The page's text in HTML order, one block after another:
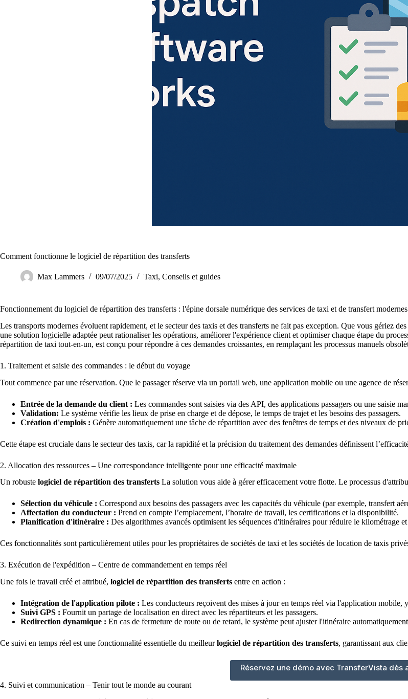
Comment fonctionne le logiciel de répartition des transferts
Max Lammers 09/07/2025 Taxi, Conseils et guides
Fonctionnement du logiciel de répartition des transferts : l'épine dorsale numérique des services de taxi et de transfert modernes
Les transports modernes évoluent rapidement, et le secteur des taxis et des transferts ne fait pas exception. Que vous gériez
une solution logicielle adaptée peut rationaliser les opérations, améliorer l'expérience client et optimiser chaque étape du
répartition de taxi tout-en-un, est conçu pour répondre à ces demandes croissantes, en remplaçant les processus manuels
1. Traitement et saisie des commandes : le début du voyage
Tout commence par une réservation. Que le passager réserve via un portail web, une application mobile ou une agence de
Entrée de la demande du client : Les commandes sont saisies via des API, des applications passagers ou une saisie
Validation: Le système vérifie les lieux de prise en charge et de dépose, le temps de trajet et les besoins des passagers.
Création d'emplois : Génère automatiquement une tâche de répartition avec des fenêtres de temps et des niveaux de
Cette étape est cruciale dans le secteur des taxis, car la rapidité et la précision du traitement des demandes définissent
2. Allocation des ressources – Une correspondance intelligente pour une efficacité maximale
Un robuste logiciel de répartition des transferts La solution vous aide à gérer efficacement votre flotte. Le processus
Sélection du véhicule : Correspond aux besoins des passagers avec les capacités du véhicule (par exemple, transfert
Affectation du conducteur : Prend en compte l’emplacement, l’horaire de travail, les certifications et la disponibilité.
Planification d'itinéraire : Des algorithmes avancés optimisent les séquences d'itinéraires pour réduire le kilométrage
Ces fonctionnalités sont particulièrement utiles pour les propriétaires de sociétés de taxi et les sociétés de location de taxis
3. Exécution de l'expédition – Centre de commandement en temps réel
Une fois le travail créé et attribué, logiciel de répartition des transferts entre en action :
Intégration de l'application pilote : Les conducteurs reçoivent des mises à jour en temps réel via l'application
Suivi GPS : Fournit un partage de localisation en direct avec les répartiteurs et les passagers.
Redirection dynamique : En cas de fermeture de route ou de retard, le système peut ajuster l'itinéraire
Ce suivi en temps réel est une fonctionnalité essentielle du meilleurlogiciel de répartition des transferts, garantissant aux
Réservez une démo avec TransferVista dès
4. Suivi et communication – Tenir tout le monde au courant